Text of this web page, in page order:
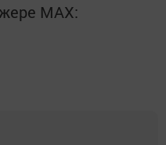
MАХ: